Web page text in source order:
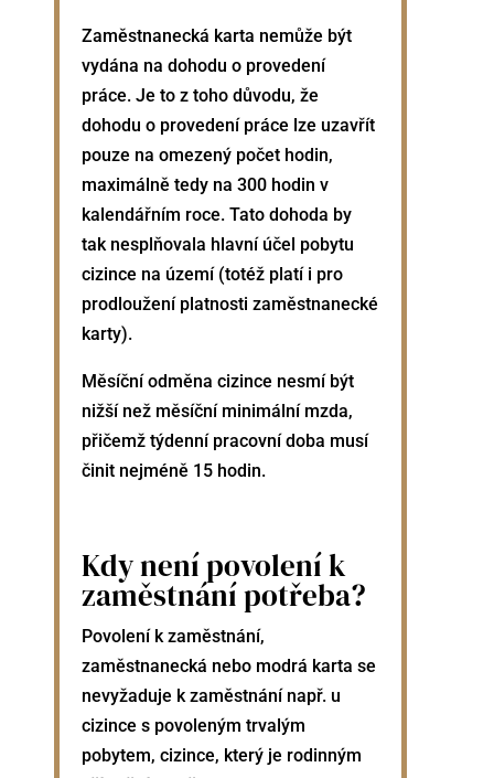
Zaměstnanecká karta nemůže být
vydána na dohodu o provedení
práce. Je to z toho důvodu, že
dohodu o provedení práce lze uzavřít
pouze na omezený počet hodin,
maximálně tedy na 300 hodin v
kalendářním roce. Tato dohoda by
tak nesplňovala hlavní účel pobytu
cizince na území (totéž platí i pro
prodloužení platnosti zaměstnanecké
karty).
Měsíční odměna cizince nesmí být
nižší než měsíční minimální mzda,
přičemž týdenní pracovní doba musí
činit nejméně 15 hodin.
Kdy není povolení k
zaměstnání potřeba?
Povolení k zaměstnání,
zaměstnanecká nebo modrá karta se
nevyžaduje k zaměstnání např. u
cizince s povoleným trvalým
pobytem, cizince, který je rodinným